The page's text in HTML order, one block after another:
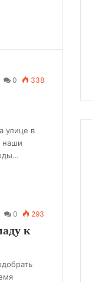
0 338
улице в
наши
0 293
к